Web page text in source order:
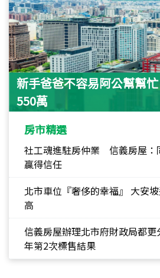
新手爸爸不容易阿公幫幫
550萬
房市精選
社工魂進駐房仲業 信義房屋：
贏得信任
北市車位『奢侈的幸福』 大安
高
信義房屋辦理北市府財政局都
年第2次標售結果